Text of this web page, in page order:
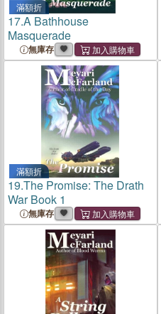
滿額折
17.A Bathhouse
Masquerade
無庫存
滿額折
19.The Promise: The Drath
War Book 1
無庫存